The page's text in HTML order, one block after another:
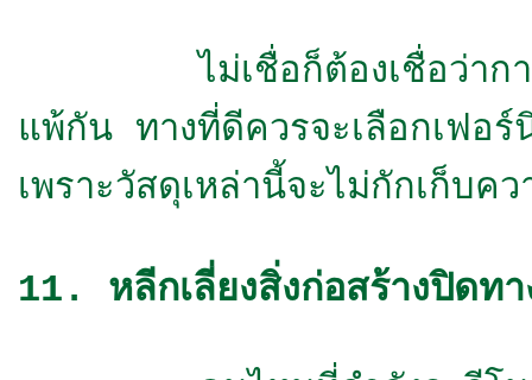
ไม่เชื่อก็ต้องเชื่อว่าการเลื
แพ้กัน ทางที่ดีควรจะเลือกเฟอร์
เพราะวัสดุเหล่านี้จะไม่กักเก็บ
11. หลีกเลี่ยงสิ่งก่อสร้างปิดท